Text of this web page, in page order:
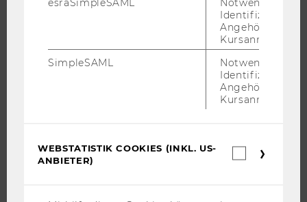
UNIVERSITÄT
esraSimpleSAML
Notwendig zur
Identifizierung
Angehörige/r für
Kursanmeldung.
SimpleSAML
Notwendig zur
Identifizierung
Angehörige/r für
Kursanmeldung.
WEBSTATISTIK COOKIES (INKL. US-
ANBIETER)